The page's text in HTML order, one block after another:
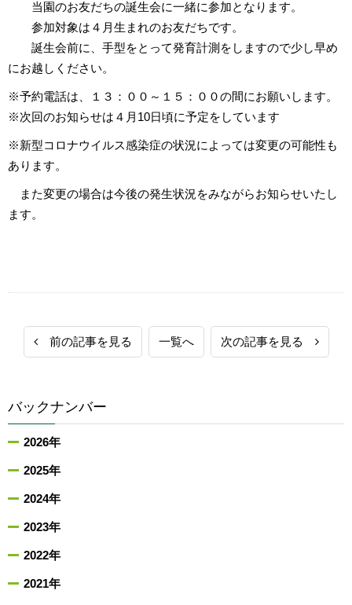
当園のお友だちの誕生会に一緒に参加となります。
参加対象は４月生まれのお友だちです。
誕生会前に、手型をとって発育計測をしますので少し早め
にお越しください。
※予約電話は、１３：００～１５：００の間にお願いします。
※次回のお知らせは４月10日頃に予定をしています
※新型コロナウイルス感染症の状況によっては変更の可能性も
あります。
また変更の場合は今後の発生状況をみながらお知らせいたし
ます。
前の記事を見る 一覧へ 次の記事を見る
バックナンバー
2026年
2025年
2024年
2023年
2022年
2021年